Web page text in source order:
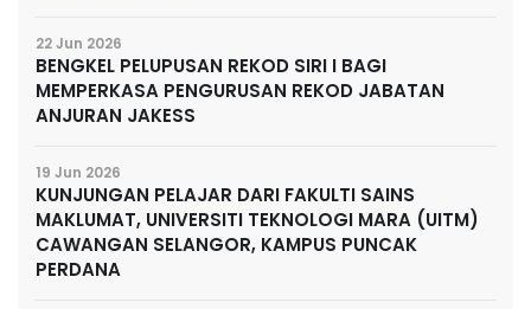
22 Jun 2026
BENGKEL PELUPUSAN REKOD SIRI I BAGI
MEMPERKASA PENGURUSAN REKOD JABATAN
ANJURAN JAKESS
19 Jun 2026
KUNJUNGAN PELAJAR DARI FAKULTI SAINS
MAKLUMAT, UNIVERSITI TEKNOLOGI MARA (UITM)
CAWANGAN SELANGOR, KAMPUS PUNCAK
PERDANA